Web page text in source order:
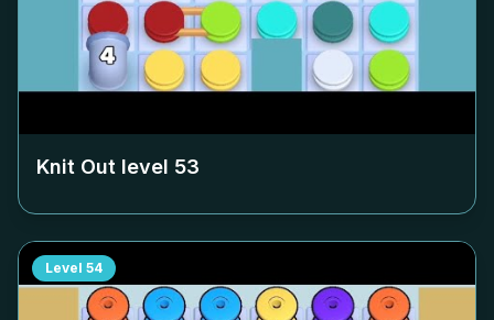
Knit Out level 53
Level 54